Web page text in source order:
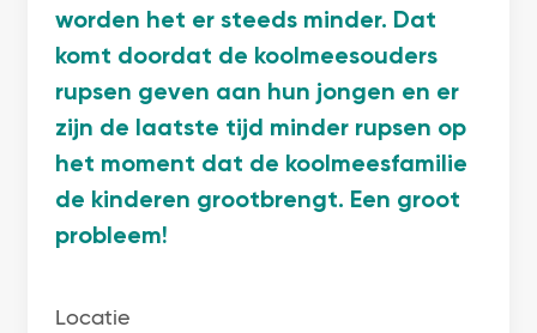
worden het er steeds minder. Dat
komt doordat de koolmeesouders
rupsen geven aan hun jongen en er
zijn de laatste tijd minder rupsen op
het moment dat de koolmeesfamilie
de kinderen grootbrengt. Een groot
probleem!
Locatie